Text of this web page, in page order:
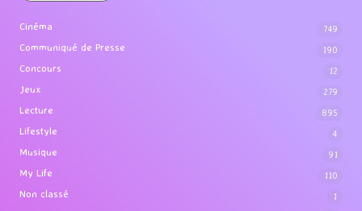
Cinéma 749
Communiqué de Presse 190
Concours 12
Jeux 279
Lecture 895
Lifestyle 4
Musique 91
My Life 110
Non classé 1